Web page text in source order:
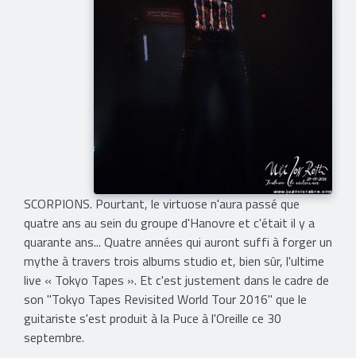
SCORPIONS. Pourtant, le virtuose n'aura passé que
quatre ans au sein du groupe d'Hanovre et c'était il y a
quarante ans... Quatre années qui auront suffi à forger un
mythe à travers trois albums studio et, bien sûr, l'ultime
live « Tokyo Tapes ». Et c'est justement dans le cadre de
son "Tokyo Tapes Revisited World Tour 2016" que le
guitariste s'est produit à la Puce à l'Oreille ce 30
septembre.